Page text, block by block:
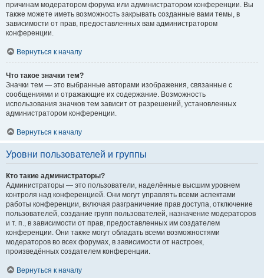
причинам модератором форума или администратором конференции. Вы
также можете иметь возможность закрывать созданные вами темы, в
зависимости от прав, предоставленных вам администратором
конференции.
Вернуться к началу
Что такое значки тем?
Значки тем — это выбранные авторами изображения, связанные с
сообщениями и отражающие их содержание. Возможность
использования значков тем зависит от разрешений, установленных
администратором конференции.
Вернуться к началу
Уровни пользователей и группы
Кто такие администраторы?
Администраторы — это пользователи, наделённые высшим уровнем
контроля над конференцией. Они могут управлять всеми аспектами
работы конференции, включая разграничение прав доступа, отключение
пользователей, создание групп пользователей, назначение модераторов
и т. п., в зависимости от прав, предоставленных им создателем
конференции. Они также могут обладать всеми возможностями
модераторов во всех форумах, в зависимости от настроек,
произведённых создателем конференции.
Вернуться к началу